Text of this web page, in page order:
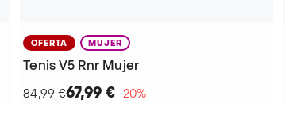
OFERTA MUJER
Tenis V5 Rnr Mujer
84,99 €67,99 €−20%